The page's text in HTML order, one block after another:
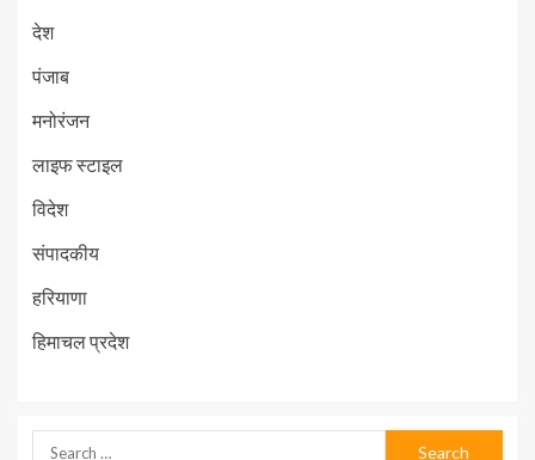
देश
पंजाब
मनोरंजन
लाइफ स्टाइल
विदेश
संपादकीय
हरियाणा
हिमाचल प्रदेश